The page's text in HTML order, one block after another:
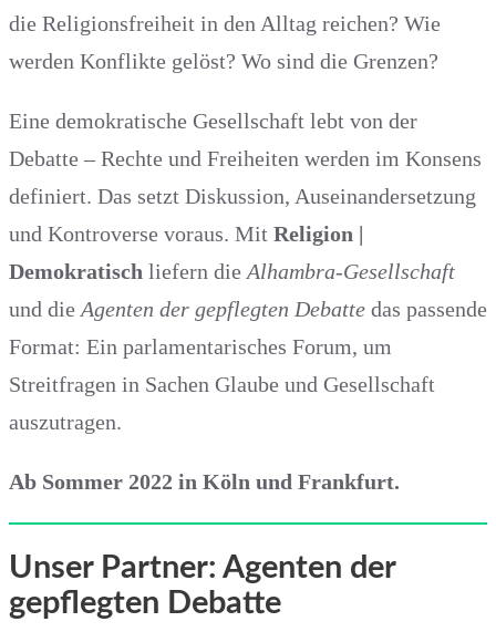
die Religionsfreiheit in den Alltag reichen? Wie
werden Konflikte gelöst? Wo sind die Grenzen?
Eine demokratische Gesellschaft lebt von der
Debatte – Rechte und Freiheiten werden im Konsens
definiert. Das setzt Diskussion, Auseinandersetzung
und Kontroverse voraus. Mit Religion |
Demokratisch liefern die Alhambra-Gesellschaft
und die Agenten der gepflegten Debatte das passende
Format: Ein parlamentarisches Forum, um
Streitfragen in Sachen Glaube und Gesellschaft
auszutragen.
Ab Sommer 2022 in Köln und Frankfurt.
Unser Partner: Agenten der
gepflegten Debatte